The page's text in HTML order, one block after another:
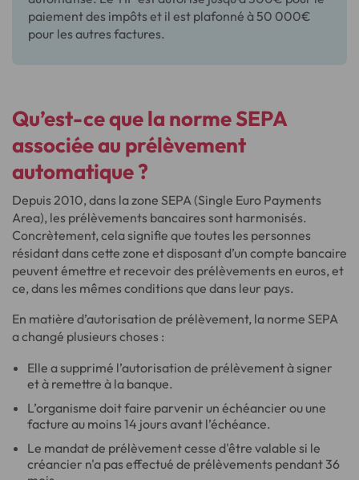
paiement des impôts et il est plafonné à 50 000€
pour les autres factures.
Qu’est-ce que la norme SEPA
associée au prélèvement
automatique ?
Depuis 2010, dans la zone SEPA (Single Euro Payments
Area), les prélèvements bancaires sont harmonisés.
Concrètement, cela signifie que toutes les personnes
résidant dans cette zone et disposant d’un compte bancaire
peuvent émettre et recevoir des prélèvements en euros, et
ce, dans les mêmes conditions que dans leur pays.
En matière d’autorisation de prélèvement, la norme SEPA
a changé plusieurs choses :
Elle a supprimé l’autorisation de prélèvement à signer
et à remettre à la banque.
L’organisme doit faire parvenir un échéancier ou une
facture au moins 14 jours avant l’échéance.
Le mandat de prélèvement cesse d'être valable si le
créancier n'a pas effectué de prélèvements pendant 36